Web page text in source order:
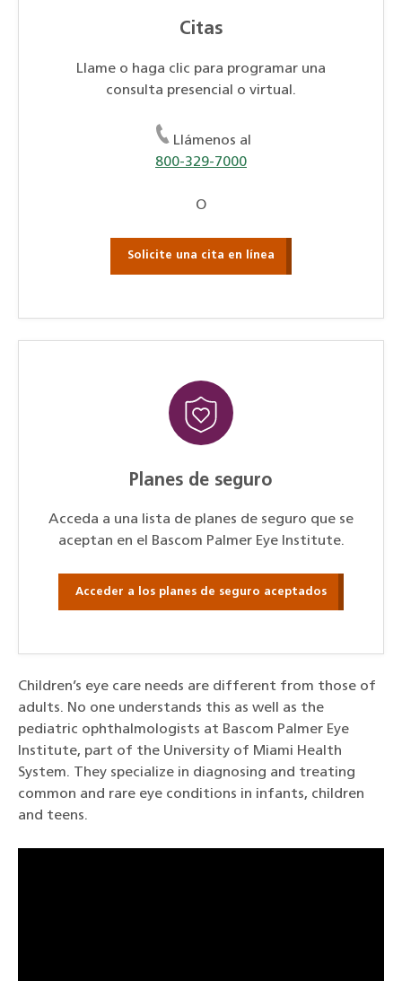
Citas
Llame o haga clic para programar una
consulta presencial o virtual.
Llámenos al
800-329-7000
O
Solicite una cita en línea
Planes de seguro
Acceda a una lista de planes de seguro que se
aceptan en el Bascom Palmer Eye Institute.
Acceder a los planes de seguro aceptados
Children’s eye care needs are different from those of
adults. No one understands this as well as the
pediatric ophthalmologists at Bascom Palmer Eye
Institute, part of the University of Miami Health
System. They specialize in diagnosing and treating
common and rare eye conditions in infants, children
and teens.